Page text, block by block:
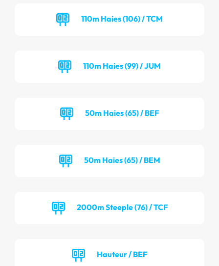
110m Haies (106) / TCM
110m Haies (99) / JUM
50m Haies (65) / BEF
50m Haies (65) / BEM
2000m Steeple (76) / TCF
Hauteur / BEF